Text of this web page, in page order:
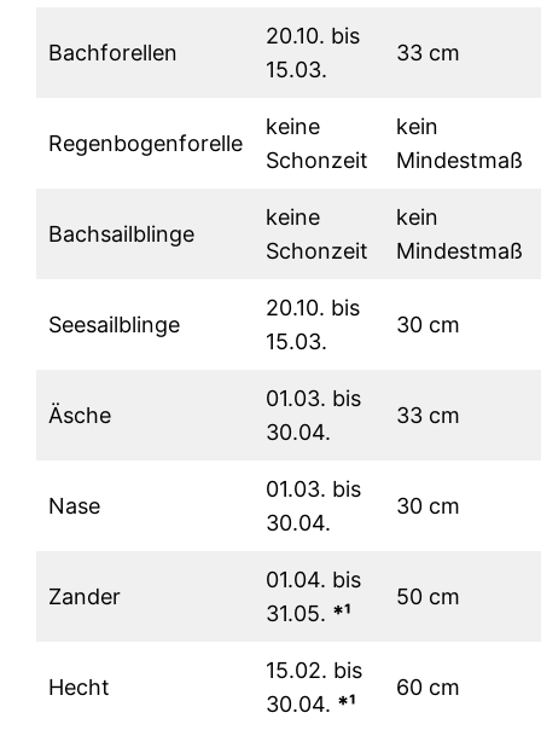
Bachforellen
20.10. bis
15.03.
33 cm
Regenbogenforelle
keine
Schonzeit
kein
Mindestmaß
Bachsailblinge
keine
Schonzeit
kein
Mindestmaß
Seesailblinge
20.10. bis
15.03.
30 cm
Äsche
01.03. bis
30.04.
33 cm
Nase
01.03. bis
30.04.
30 cm
Zander
01.04. bis
31.05. *¹
50 cm
Hecht
15.02. bis
30.04. *¹
60 cm